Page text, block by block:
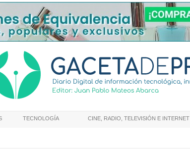
TECNOLOGÍA CINE, RADIO, TELEVISIÓN E INTERNET